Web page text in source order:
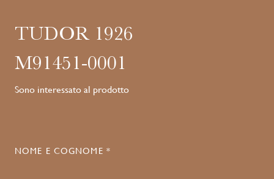
TUDOR 1926
M91451-0001
Sono interessato al prodotto
NOME E COGNOME *